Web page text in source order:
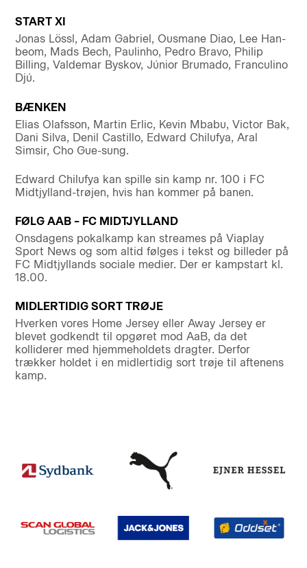
START XI
Jonas Lössl, Adam Gabriel, Ousmane Diao, Lee Han-
beom, Mads Bech, Paulinho, Pedro Bravo, Philip
Billing, Valdemar Byskov, Júnior Brumado, Franculino
Djú.
BÆNKEN
Elias Olafsson, Martin Erlic, Kevin Mbabu, Victor Bak,
Dani Silva, Denil Castillo, Edward Chilufya, Aral
Simsir, Cho Gue-sung.
Edward Chilufya kan spille sin kamp nr. 100 i FC
Midtjylland-trøjen, hvis han kommer på banen.
FØLG AAB – FC MIDTJYLLAND
Onsdagens pokalkamp kan streames på Viaplay
Sport News og som altid følges i tekst og billeder på
FC Midtjyllands sociale medier. Der er kampstart kl.
18.00.
MIDLERTIDIG SORT TRØJE
Hverken vores Home Jersey eller Away Jersey er
blevet godkendt til opgøret mod AaB, da det
kolliderer med hjemmeholdets dragter. Derfor
trækker holdet i en midlertidig sort trøje til aftenens
kamp.